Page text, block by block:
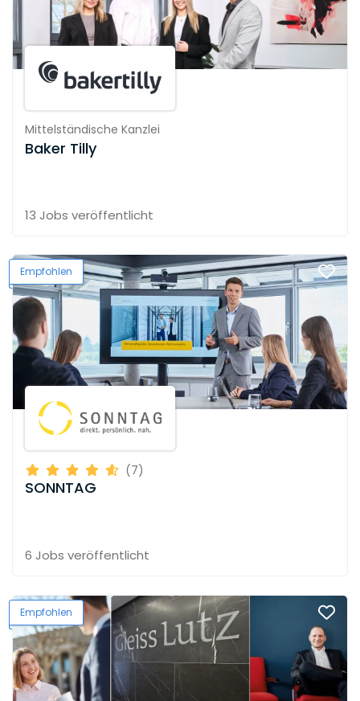
Mittelständische Kanzlei
Baker Tilly
13 Jobs veröffentlicht
Empfohlen
(7)
SONNTAG
6 Jobs veröffentlicht
Empfohlen